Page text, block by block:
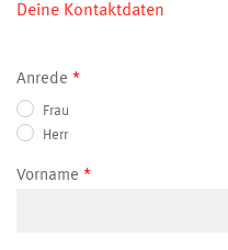
Deine Kontaktdaten
Anrede
Frau
Herr
Vorname